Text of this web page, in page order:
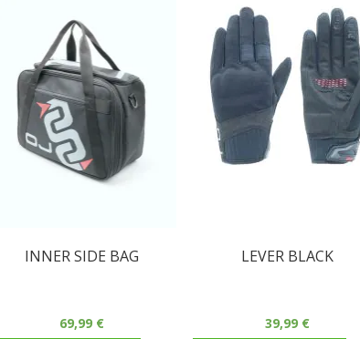
INNER SIDE BAG
69,99 €
LEVER BLACK
39,99 €